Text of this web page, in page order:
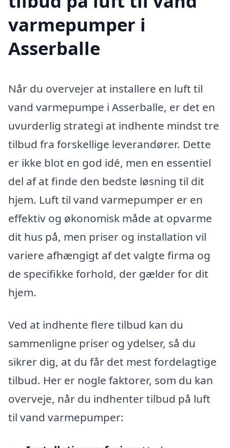
varmepumper i
Asserballe
Når du overvejer at installere en luft til
vand varmepumpe i Asserballe, er det en
uvurderlig strategi at indhente mindst tre
tilbud fra forskellige leverandører. Dette
er ikke blot en god idé, men en essentiel
del af at finde den bedste løsning til dit
hjem. Luft til vand varmepumper er en
effektiv og økonomisk måde at opvarme
dit hus på, men priser og installation vil
variere afhængigt af det valgte firma og
de specifikke forhold, der gælder for dit
hjem.
Ved at indhente flere tilbud kan du
sammenligne priser og ydelser, så du
sikrer dig, at du får det mest fordelagtige
tilbud. Her er nogle faktorer, som du kan
overveje, når du indhenter tilbud på luft
til vand varmepumper: